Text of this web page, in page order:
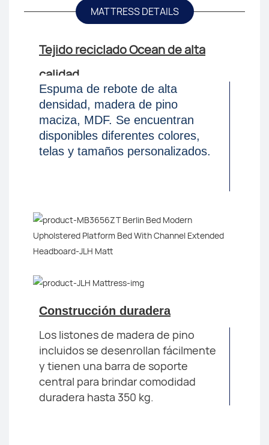
MATTRESS DETAILS
Tejido reciclado Ocean de alta
calidad.
Espuma de rebote de alta
densidad, madera de pino
maciza, MDF. Se encuentran
disponibles diferentes colores,
telas y tamaños personalizados.
Construcción duradera
Los listones de madera de pino
incluidos se desenrollan fácilmente
y tienen una barra de soporte
central para brindar comodidad
duradera hasta 350 kg.